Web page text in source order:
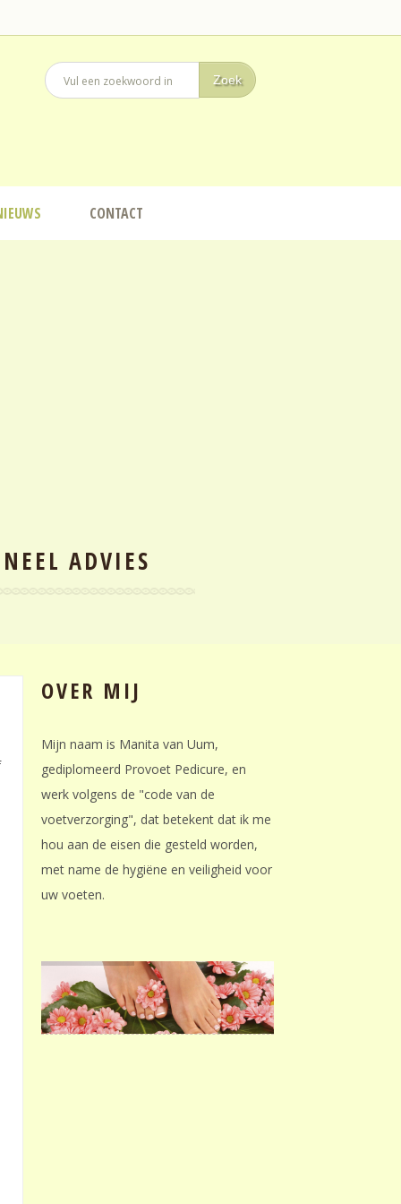
CONTACT
ADVIES
OVER MIJ
Mijn naam is Manita van Uum,
gediplomeerd Provoet Pedicure, en
werk volgens de "code van de
voetverzorging", dat betekent dat ik me
hou aan de eisen die gesteld worden,
met name de hygiëne en veiligheid voor
uw voeten.